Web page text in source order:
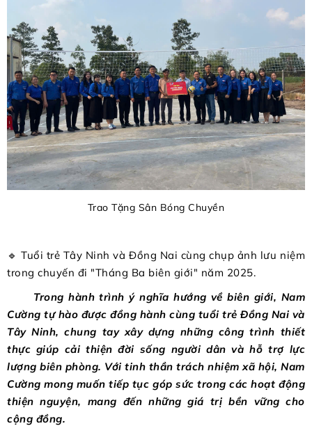
Trao Tặng Sân Bóng Chuyền
🔹 Tuổi trẻ Tây Ninh và Đồng Nai cùng chụp ảnh lưu niệm
trong chuyến đi "Tháng Ba biên giới" năm 2025.
Trong hành trình ý nghĩa hướng về biên giới, Nam
Cường tự hào được đồng hành cùng tuổi trẻ Đồng Nai và
Tây Ninh, chung tay xây dựng những công trình thiết
thực giúp cải thiện đời sống người dân và hỗ trợ lực
lượng biên phòng. Với tinh thần trách nhiệm xã hội, Nam
Cường mong muốn tiếp tục góp sức trong các hoạt động
thiện nguyện, mang đến những giá trị bền vững cho
cộng đồng.